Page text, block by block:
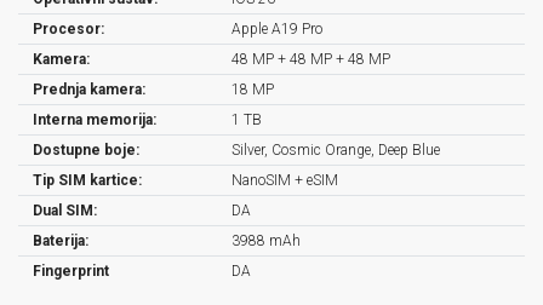
Procesor:
Apple A19 Pro
Kamera:
48 MP + 48 MP + 48 MP
Prednja kamera:
18 MP
Interna memorija:
1 TB
Dostupne boje:
Silver, Cosmic Orange, Deep Blue
Tip SIM kartice:
NanoSIM + eSIM
Dual SIM:
DA
Baterija:
3988 mAh
Fingerprint
DA